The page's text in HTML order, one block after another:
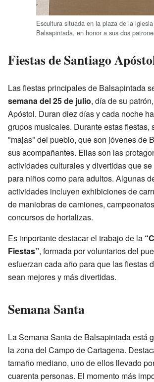
Escultura situada en la plaza de la
Balsapintada, en honor a sus dos
Fiestas de Santiago
Las fiestas principales de Balsapintada
semana del 25 de julio, día de su
Apóstol. Duran diez días y cada noche
grupos musicales. Durante estas fiestas,
"majas" del pueblo, que son jóvenes de
sus acompañantes. Ellas son las
actividades culturales y divertidas que
para niños como para adultos. Algunas
actividades incluyen exhibiciones de
de maniobras de camiones,
concursos de hortalizas.
Es importante destacar el trabajo de la
Fiestas”, formada por voluntarios del
esfuerzan cada año para que las fiestas
sean mejores y más divertidas.
Semana Santa
La Semana Santa de Balsapintada está
la zona del Campo de Cartagena.
tamaño mediano, uno de ellos llevado
cuarenta personas. El momento más